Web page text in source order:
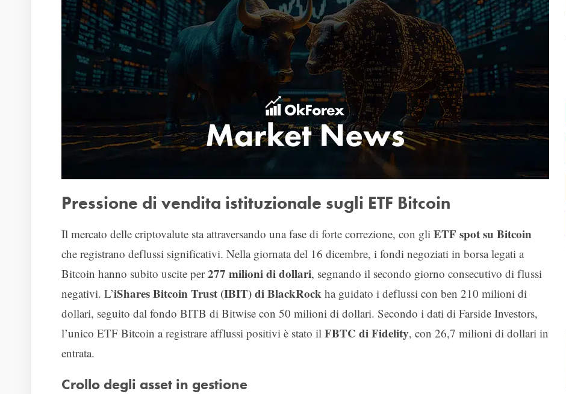
Pressione di vendita istituzionale sugli ETF Bitcoin
Il mercato delle criptovalute sta attraversando una fase di forte correzione, con gli ETF spot su Bitcoin
che registrano deflussi significativi. Nella giornata del 16 dicembre, i fondi negoziati in borsa legati a
Bitcoin hanno subito uscite per277 milioni di dollari, segnando il secondo giorno consecutivo di flussi
negativi. L’iShares Bitcoin Trust (IBIT) di BlackRock ha guidato i deflussi con ben 210 milioni di
dollari, seguito dal fondo BITB di Bitwise con 50 milioni di dollari. Secondo i dati di Farside Investors,
l’unico ETF Bitcoin a registrare afflussi positivi è stato il FBTC di Fidelity, con 26,7 milioni di dollari in
entrata.
Crollo degli asset in gestione